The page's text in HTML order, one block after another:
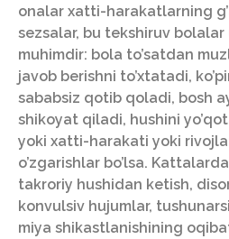
onalar xatti-harakatlarning
sezsalar, bu tekshiruv
muhimdir: bola to’satdan
javob berishni to’xtatadi,
sababsiz qotib qoladi, bosh
shikoyat qiladi, hushini
yoki xatti-harakati yoki
o’zgarishlar bo’lsa.
takroriy hushidan ketish,
konvulsiv hujumlar,
miya shikastlanishining